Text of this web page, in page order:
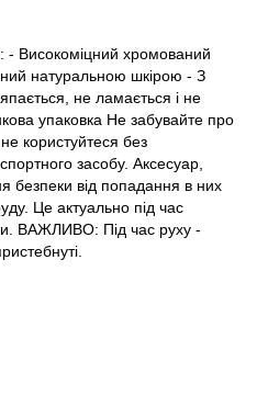
- Високоміцний хромований
натуральною шкірою - З
не ламається і не
упаковка Не забувайте про
користуйтеся без
засобу. Аксесуар,
безпеки від попадання в них
Це актуально під час
ВАЖЛИВО: Під час руху -